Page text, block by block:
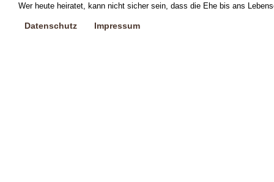
Wer heute heiratet, kann nicht sicher sein, dass die Ehe bis ans
Datenschutz Impressum